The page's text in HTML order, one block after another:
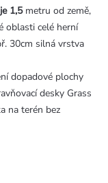
1,5metru od země,
oblasti celé herní
30cm silná vrstva
dopadové plochy
desky Grass
na terén bez